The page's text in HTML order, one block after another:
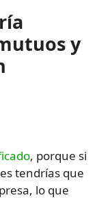
y
, porque si
tendrías que
lo que